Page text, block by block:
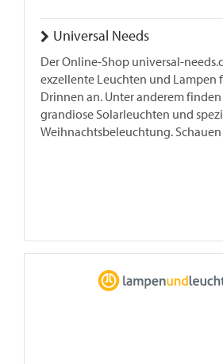
Universal Needs
Der Online-Shop universal-
exzellente Leuchten und Lampen
Drinnen an. Unter anderem finden
grandiose Solarleuchten und
Weihnachtsbeleuchtung.